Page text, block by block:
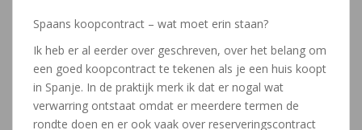
Spaans koopcontract – wat moet erin staan?
Ik heb er al eerder over geschreven, over het belang om
een goed koopcontract te tekenen als je een huis koopt
in Spanje. In de praktijk merk ik dat er nogal wat
verwarring ontstaat omdat er meerdere termen de
rondte doen en er ook vaak over reserveringscontract